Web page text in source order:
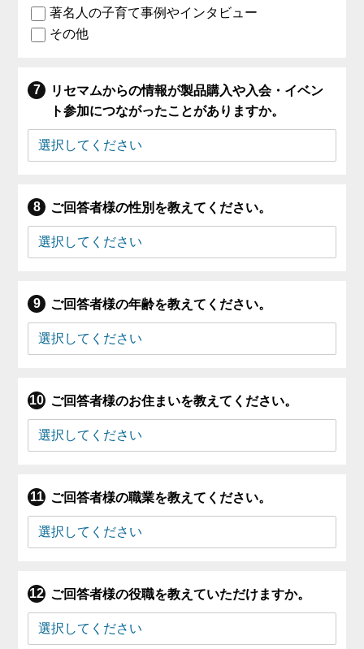
著名人の子育て事例やインタビュー
その他
リセマムからの情報が製品購入や入会・イベン
ト参加につながったことがありますか。
ご回答者様の性別を教えてください。
ご回答者様の年齢を教えてください。
ご回答者様のお住まいを教えてください。
ご回答者様の職業を教えてください。
ご回答者様の役職を教えていただけますか。